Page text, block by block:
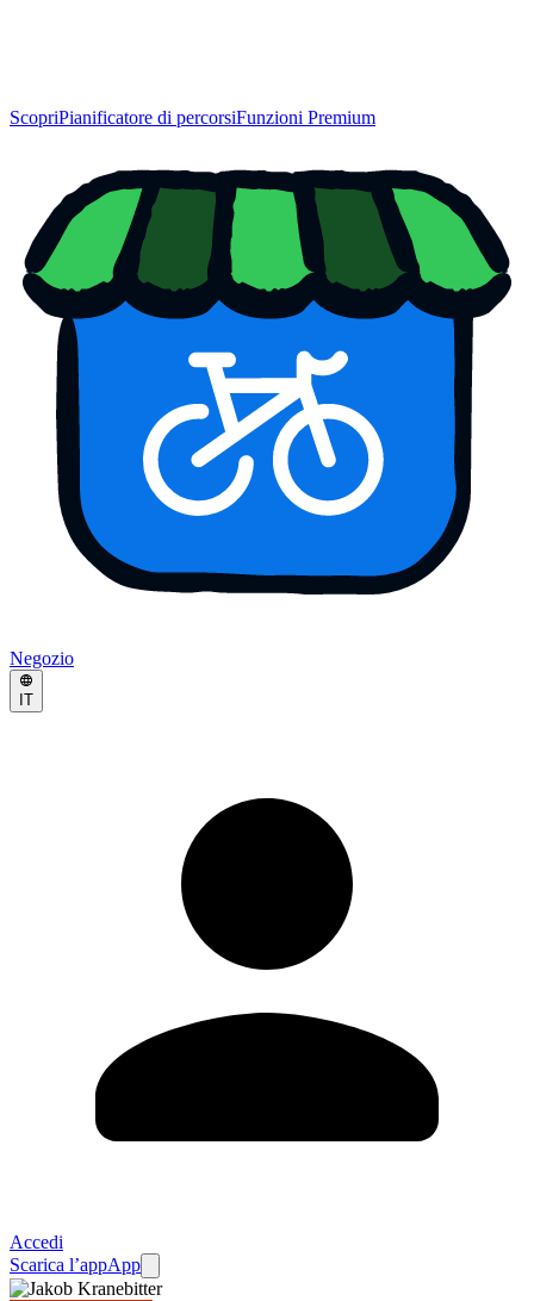
ScopriPianificatore di percorsiFunzioni Premium
Negozio
IT
Accedi
Scarica l’appApp